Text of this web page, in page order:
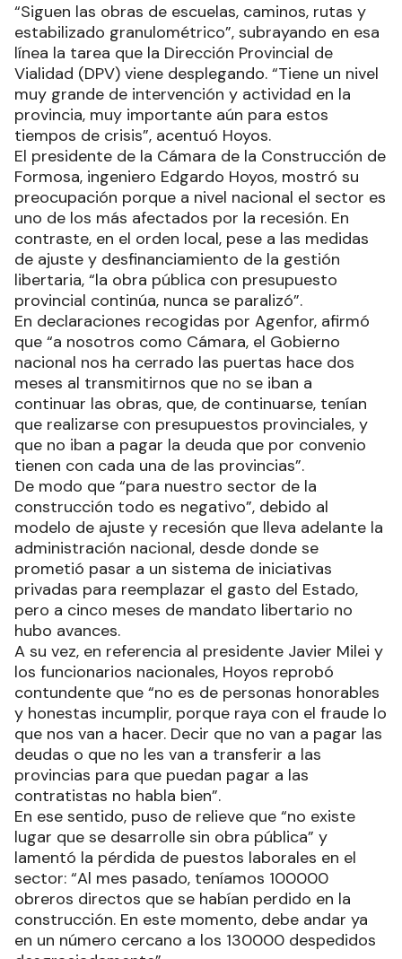
“Siguen las obras de escuelas, caminos, rutas y
estabilizado granulométrico”, subrayando en esa
línea la tarea que la Dirección Provincial de
Vialidad (DPV) viene desplegando. “Tiene un nivel
muy grande de intervención y actividad en la
provincia, muy importante aún para estos
tiempos de crisis”, acentuó Hoyos.
El presidente de la Cámara de la Construcción de
Formosa, ingeniero Edgardo Hoyos, mostró su
preocupación porque a nivel nacional el sector es
uno de los más afectados por la recesión. En
contraste, en el orden local, pese a las medidas
de ajuste y desfinanciamiento de la gestión
libertaria, “la obra pública con presupuesto
provincial continúa, nunca se paralizó”.
En declaraciones recogidas por Agenfor, afirmó
que “a nosotros como Cámara, el Gobierno
nacional nos ha cerrado las puertas hace dos
meses al transmitirnos que no se iban a
continuar las obras, que, de continuarse, tenían
que realizarse con presupuestos provinciales, y
que no iban a pagar la deuda que por convenio
tienen con cada una de las provincias”.
De modo que “para nuestro sector de la
construcción todo es negativo”, debido al
modelo de ajuste y recesión que lleva adelante la
administración nacional, desde donde se
prometió pasar a un sistema de iniciativas
privadas para reemplazar el gasto del Estado,
pero a cinco meses de mandato libertario no
hubo avances.
A su vez, en referencia al presidente Javier Milei y
los funcionarios nacionales, Hoyos reprobó
contundente que “no es de personas honorables
y honestas incumplir, porque raya con el fraude lo
que nos van a hacer. Decir que no van a pagar las
deudas o que no les van a transferir a las
provincias para que puedan pagar a las
contratistas no habla bien”.
En ese sentido, puso de relieve que “no existe
lugar que se desarrolle sin obra pública” y
lamentó la pérdida de puestos laborales en el
sector: “Al mes pasado, teníamos 100000
obreros directos que se habían perdido en la
construcción. En este momento, debe andar ya
en un número cercano a los 130000 despedidos